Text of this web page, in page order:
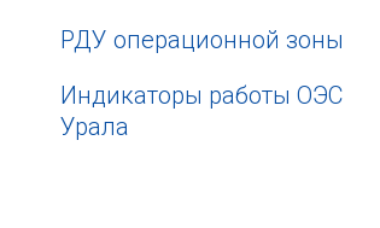
РДУ операционной зоны
Индикаторы работы ОЭС
Урала